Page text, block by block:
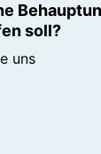
soll?
uns